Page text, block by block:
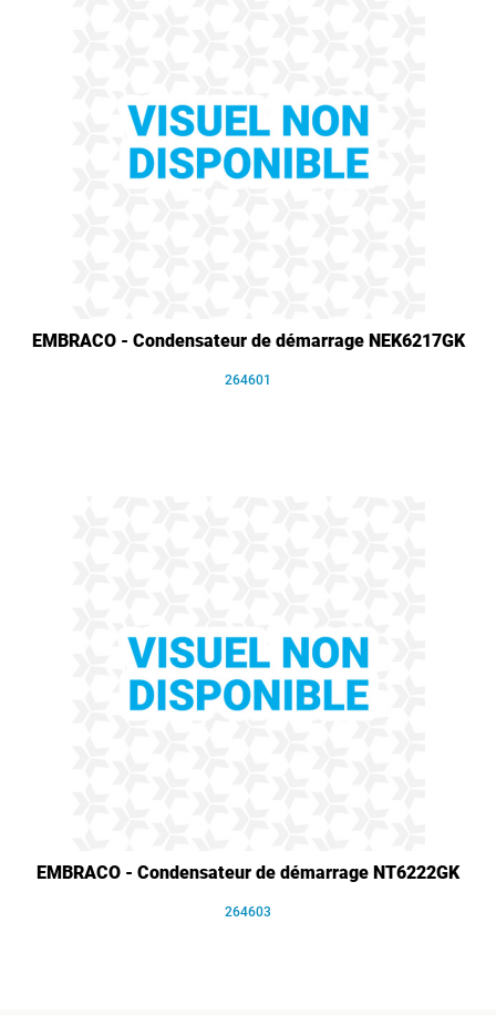
EMBRACO - Condensateur de démarrage NEK6217GK
264601
EMBRACO - Condensateur de démarrage NT6222GK
264603